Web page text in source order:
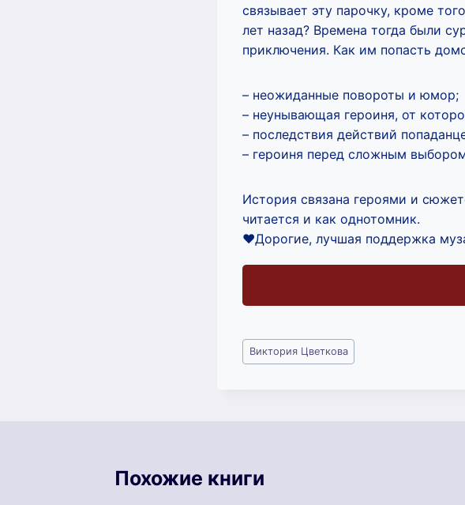
связывает эту парочку, кроме
лет назад? Времена тогда были
приключения. Как им попасть
– неожиданные повороты и юмор;
– неунывающая героиня, от
– последствия действий
– героиня перед сложным
История связана героями и
читается и как однотомник.
‍❤️‍Дорогие, лучшая поддержка
Метки
записи:
Виктория Цветкова
Похожие книги